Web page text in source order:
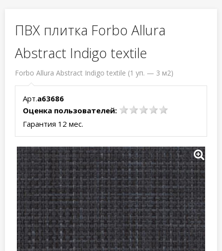
ПВХ плитка Forbo Allura
Abstract Indigo textile
Forbo Allura Abstract Indigo textile (1 уп. — 3 м2)
Арт.a63686
Оценка пользователей:
Гарантия 12 мес.